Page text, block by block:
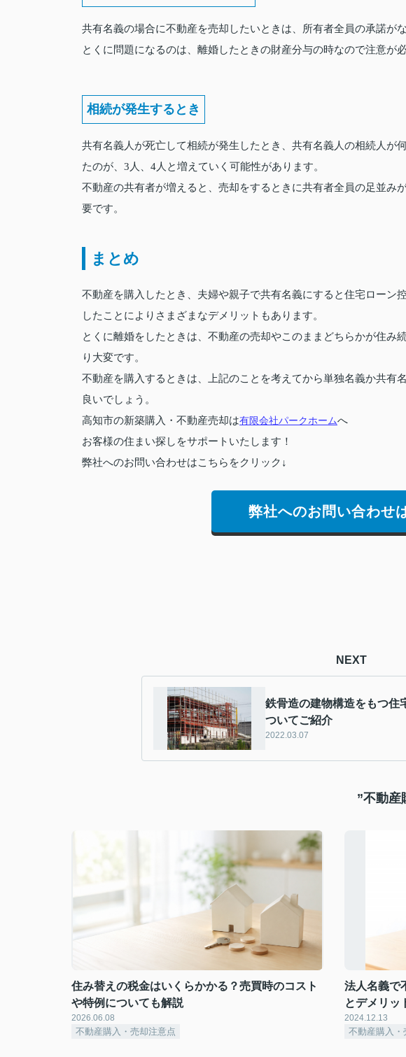
共有名義の場合に不動産を売却したいときは、所有者全員の承諾が
とくに問題になるのは、離婚したときの財産分与の時なので注意が必
相続が発生するとき
共有名義人が死亡して相続が発生したとき、共有名義人の相続人が
たのが、3人、4人と増えていく可能性があります。
不動産の共有者が増えると、売却をするときに共有者全員の足並み
要です。
まとめ
不動産を購入したとき、夫婦や親子で共有名義にすると住宅ローン
したことによりさまざまなデメリットもあります。
とくに離婚をしたときは、不動産の売却やこのままどちらかが住み
り大変です。
不動産を購入するときは、上記のことを考えてから単独名義か共有
良いでしょう。
高知市の新築購入・不動産売却は有限会社パークホームへ
お客様の住まい探しをサポートいたします！
弊社へのお問い合わせはこちらをクリック↓
弊社へのお問い合わせ
NEXT
鉄骨造の建物構造をもつ住
ついてご紹介
2022.03.07
”不動産
住み替えの税金はいくらかかる？売買時のコスト
や特例についても解説
2026.06.08
不動産購入・売却注意点
法人名義で
とデメリッ
2024.12.13
不動産購入・